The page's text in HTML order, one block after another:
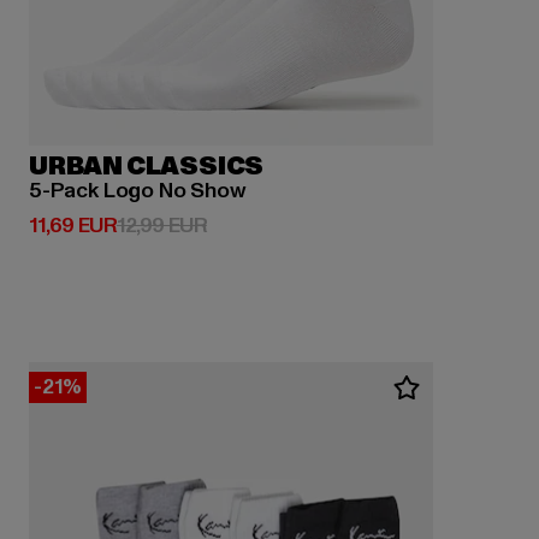
URBAN CLASSICS
5-Pack Logo No Show
11,69 EUR
Derzeitiger Preis: 11,69 EUR
12,99 EURAktionspreis: 12,99 EUR
-21%